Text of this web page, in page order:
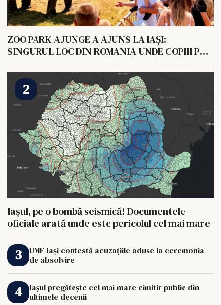
ZOO PARK AJUNGE A AJUNS LA IAȘI:
SINGURUL LOC DIN ROMANIA UNDE COPIII POT
HRANI UN ELEFANT
Iașul, pe o bombă seismică! Documentele
oficiale arată unde este pericolul cel mai mare
UMF Iași contestă acuzațiile aduse la ceremonia
de absolvire
Iașul pregătește cel mai mare cimitir public din
ultimele decenii